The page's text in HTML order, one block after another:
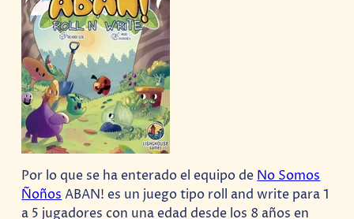
Por lo que se ha enterado el equipo de No Somos
Ñoños ABAN! es un juego tipo roll and write para 1
a 5 jugadores con una edad desde los 8 años en